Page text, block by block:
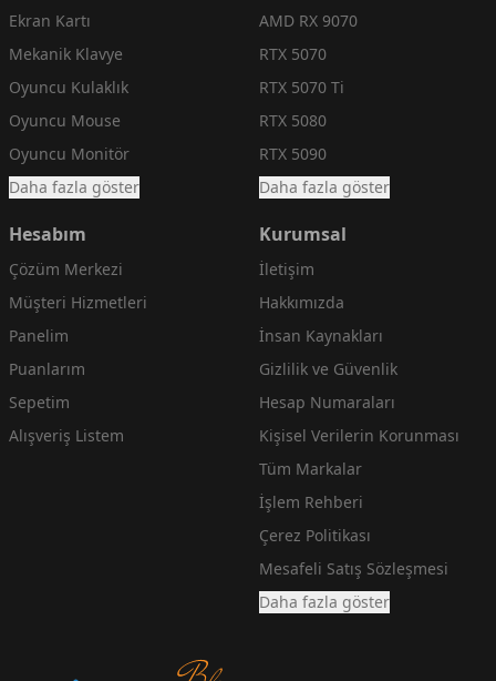
Ekran Kartı
Mekanik Klavye
Oyuncu Kulaklık
Oyuncu Mouse
Oyuncu Monitör
Daha fazla göster
AMD RX 9070
RTX 5070
RTX 5070 Ti
RTX 5080
RTX 5090
Daha fazla göster
Hesabım
Çözüm Merkezi
Müşteri Hizmetleri
Panelim
Puanlarım
Sepetim
Alışveriş Listem
Kurumsal
İletişim
Hakkımızda
İnsan Kaynakları
Gizlilik ve Güvenlik
Hesap Numaraları
Kişisel Verilerin Korunması
Tüm Markalar
İşlem Rehberi
Çerez Politikası
Mesafeli Satış Sözleşmesi
Daha fazla göster